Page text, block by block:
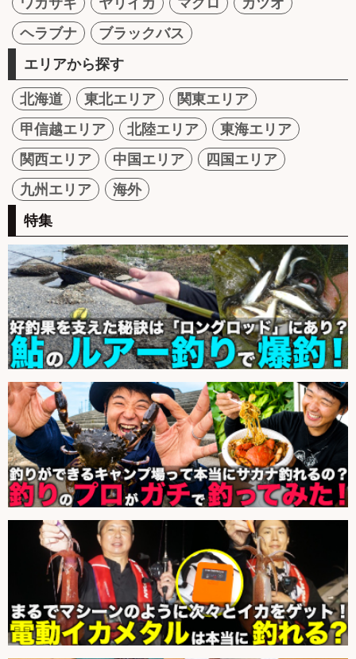
ヘラブナ
ブラックバス
エリアから探す
北海道 東北エリア
関東エリア
甲信越エリア
北陸エリア
東海エリア
関西エリア
中国エリア
四国エリア
九州エリア
海外
特集